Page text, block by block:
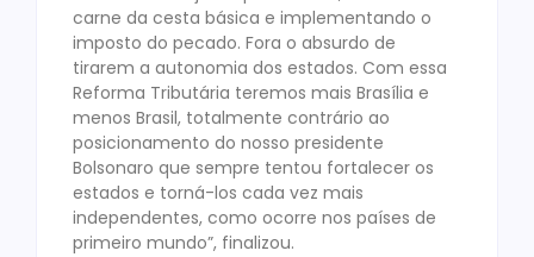
carne da cesta básica e implementando o
imposto do pecado. Fora o absurdo de
tirarem a autonomia dos estados. Com essa
Reforma Tributária teremos mais Brasília e
menos Brasil, totalmente contrário ao
posicionamento do nosso presidente
Bolsonaro que sempre tentou fortalecer os
estados e torná-los cada vez mais
independentes, como ocorre nos países de
primeiro mundo”, finalizou.